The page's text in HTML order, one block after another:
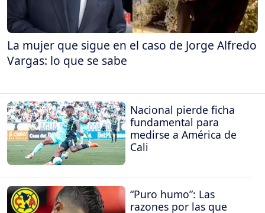
La mujer que sigue en el caso de Jorge Alfredo
Vargas: lo que se sabe
Nacional pierde ficha
fundamental para
medirse a América de
Cali
“Puro humo”: Las
razones por las que